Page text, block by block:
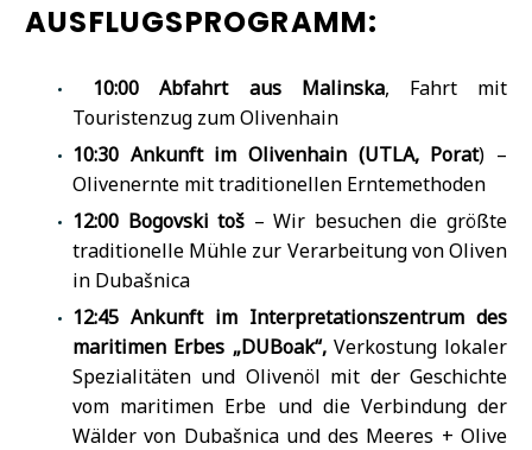
AUSFLUGSPROGRAMM:
10:00 Abfahrt aus Malinska, Fahrt mit
Touristenzug zum Olivenhain
10:30 Ankunft im Olivenhain (UTLA, Porat) –
Olivenernte mit traditionellen Erntemethoden
12:00 Bogovski toš – Wir besuchen die größte
traditionelle Mühle zur Verarbeitung von Oliven
in Dubašnica
12:45 Ankunft im Interpretationszentrum des
maritimen Erbes „DUBoak“,Verkostung lokaler
Spezialitäten und Olivenöl mit der Geschichte
vom maritimen Erbe und die Verbindung der
Wälder von Dubašnica und des Meeres + Olive